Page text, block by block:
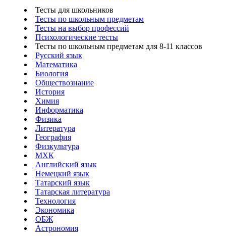
Тесты для школьников
Тесты по школьным предметам
Тесты на выбор профессий
Психологические тесты
Тесты по школьным предметам для 8-11 классов
Русский язык
Математика
Биология
Обществознание
История
Химия
Информатика
Физика
Литература
География
Физкультура
МХК
Английский язык
Немецкий язык
Татарский язык
Татарская литература
Технология
Экономика
ОБЖ
Астрономия